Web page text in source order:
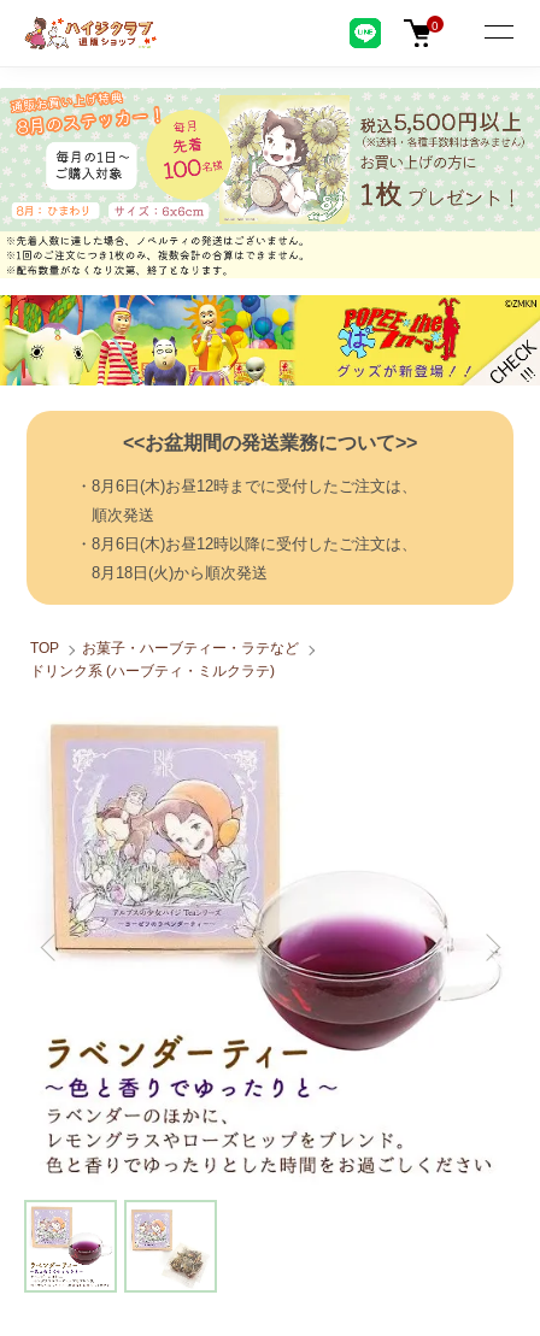
0
<<お盆期間の発送業務について>>
・8月6日(木)お昼12時までに受付したご注文は、
順次発送
・8月6日(木)お昼12時以降に受付したご注文は、
8月18日(火)から順次発送
TOP
お菓子・ハーブティー・ラテなど
ドリンク系 (ハーブティ・ミルクラテ)